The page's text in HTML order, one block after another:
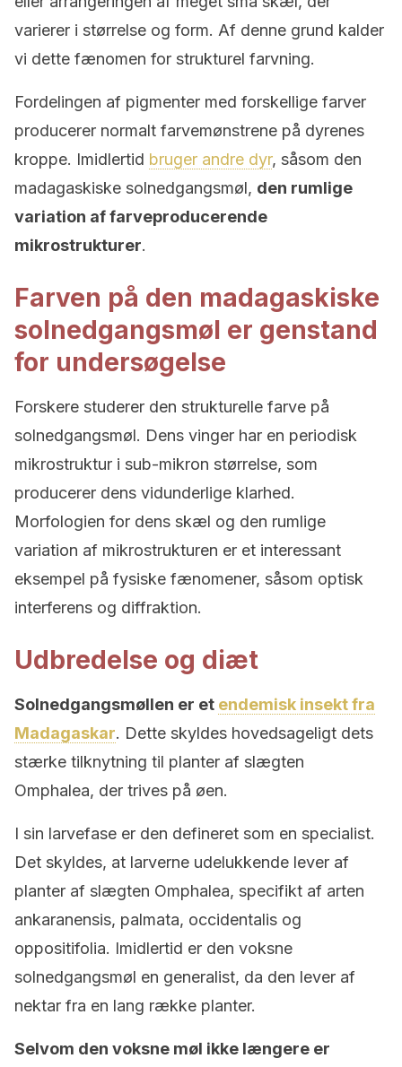
varierer i størrelse og form. Af denne grund kalder
vi dette fænomen for strukturel farvning.
Fordelingen af ​​pigmenter med forskellige farver
producerer normalt farvemønstrene på dyrenes
kroppe. Imidlertid bruger andre dyr, såsom den
madagaskiske solnedgangsmøl, den rumlige
variation af farveproducerende
mikrostrukturer.
Farven på den madagaskiske
solnedgangsmøl er genstand
for undersøgelse
Forskere studerer den strukturelle farve på
solnedgangsmøl. Dens vinger har en periodisk
mikrostruktur i sub-mikron størrelse, som
producerer dens vidunderlige klarhed.
Morfologien for dens skæl og den rumlige
variation af mikrostrukturen er et interessant
eksempel på fysiske fænomener, såsom optisk
interferens og diffraktion.
Udbredelse og diæt
Solnedgangsmøllen er et endemisk insekt fra
Madagaskar. Dette skyldes hovedsageligt dets
stærke tilknytning til planter af slægten
Omphalea, der trives på øen.
I sin larvefase er den defineret som en specialist.
Det skyldes, at larverne udelukkende lever af
planter af slægten Omphalea, specifikt af arten
ankaranensis, palmata, occidentalis og
oppositifolia. Imidlertid er den voksne
solnedgangsmøl en generalist, da den lever af
nektar fra en lang række planter.
Selvom den voksne møl ikke længere er